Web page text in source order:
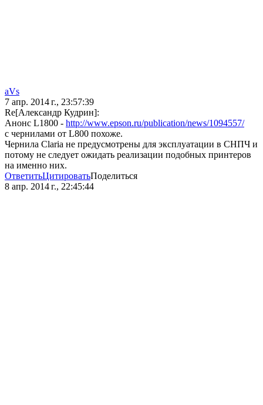
aVs
7 апр. 2014 г., 23:57:39
Re[Александр Кудрин]:
Анонс L1800 - http://www.epson.ru/publication/news/1094557/
c чернилами от L800 похоже.
Чернила Claria не предусмотрены для эксплуатации в СНПЧ и
потому не следует ожидать реализации подобных принтеров
на именно них.
ОтветитьЦитироватьПоделиться
8 апр. 2014 г., 22:45:44